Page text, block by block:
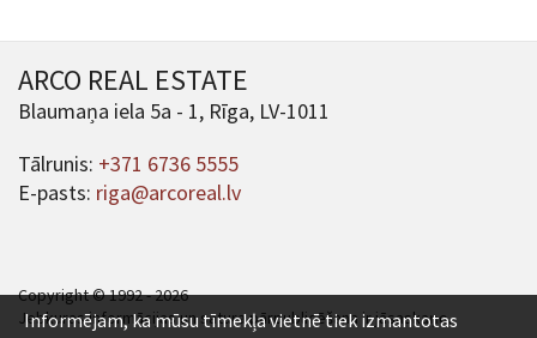
ARCO REAL ESTATE
Blaumaņa iela 5a - 1, Rīga, LV-1011
Tālrunis: +371 6736 5555
E-pasts: riga@arcoreal.lv
Copyright © 1992 - 2026
Jebkuras informācijas un satura pārpublicēšana ir jāsaskaņo.
Informējam, ka mūsu tīmekļa vietnē tiek izmantotas